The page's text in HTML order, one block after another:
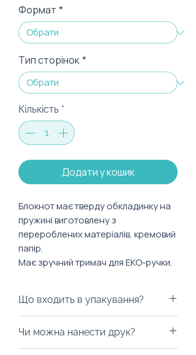
Формат *
Тип сторінок*
Кількість *
Додати у кошик
Блокнот має тверду обкладинку на
пружині виготовлену з
перероблених матеріалів, кремовий
папір.
Має зручний тримач для ЕКО-ручки.
Розмір: 120x148 мм
Тип сторінок: клітинка
Формат: А6
Що входить в упакування?
яку коробку на ваш смак, пакети
з екологічних матеріалів, дой-
Чи можна нанести друк?